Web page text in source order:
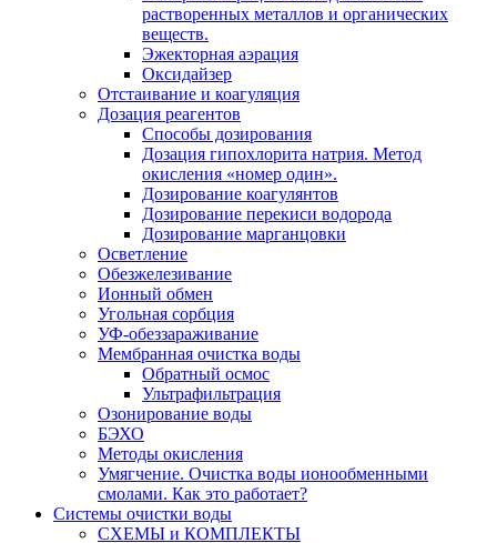
растворенных металлов и органических
веществ.
Эжекторная аэрация
Оксидайзер
Отстаивание и коагуляция
Дозация реагентов
Способы дозирования
Дозация гипохлорита натрия. Метод
окисления «номер один».
Дозирование коагулянтов
Дозирование перекиси водорода
Дозирование марганцовки
Осветление
Обезжелезивание
Ионный обмен
Угольная сорбция
УФ-обеззараживание
Мембранная очистка воды
Обратный осмос
Ультрафильтрация
Озонирование воды
БЭХО
Методы окисления
Умягчение. Очистка воды ионообменными
смолами. Как это работает?
Системы очистки воды
СХЕМЫ и КОМПЛЕКТЫ